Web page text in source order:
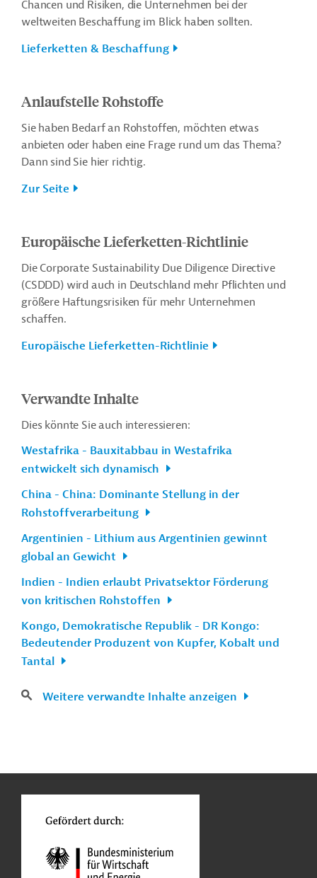
Chancen und Risiken, die Unternehmen bei der
weltweiten Beschaffung im Blick haben sollten.
Lieferketten & Beschaffung
Anlaufstelle Rohstoffe
Sie haben Bedarf an Rohstoffen, möchten etwas
anbieten oder haben eine Frage rund um das Thema?
Dann sind Sie hier richtig.
Zur Seite
Europäische Lieferketten-Richtlinie
Die Corporate Sustainability Due Diligence Directive
(CSDDD) wird auch in Deutschland mehr Pflichten und
größere Haftungsrisiken für mehr Unternehmen
schaffen.
Europäische Lieferketten-Richtlinie
Verwandte Inhalte
Dies könnte Sie auch interessieren:
Westafrika - Bauxitabbau in Westafrika
entwickelt sich dynamisch
China - China: Dominante Stellung in der
Rohstoffverarbeitung
Argentinien - Lithium aus Argentinien gewinnt
global an Gewicht
Indien - Indien erlaubt Privatsektor Förderung
von kritischen Rohstoffen
Kongo, Demokratische Republik - DR Kongo:
Bedeutender Produzent von Kupfer, Kobalt und
Tantal
Weitere verwandte Inhalte anzeigen